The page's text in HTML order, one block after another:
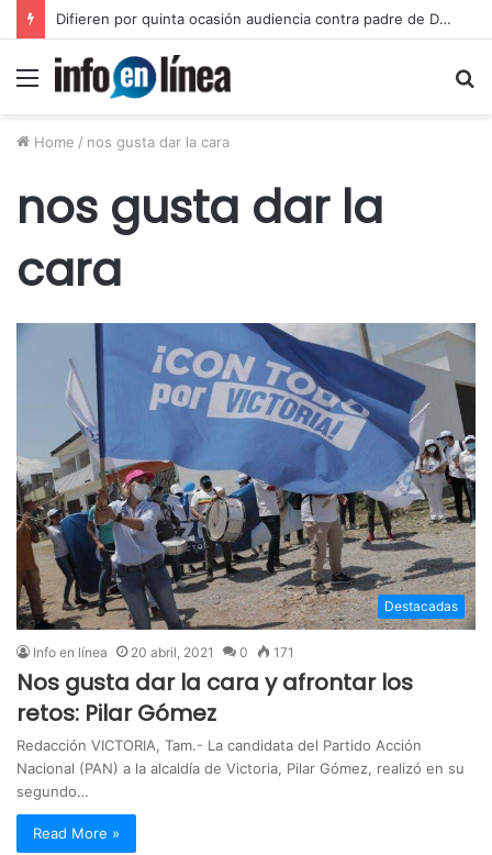
Difieren por quinta ocasión audiencia contra padre de Dafne
Menu
Home / nos gusta dar la cara
nos gusta dar la
cara
Destacadas
Info en línea 20 abril, 2021 0 171
Nos gusta dar la cara y afrontar los
retos: Pilar Gómez
Redacción VICTORIA, Tam.- La candidata del Partido Acción
Nacional (PAN) a la alcaldía de Victoria, Pilar Gómez, realizó en su
segundo…
Read More »